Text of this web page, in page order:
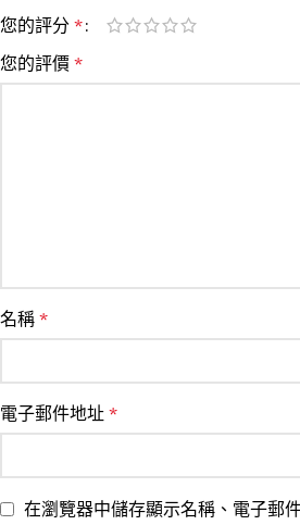
您的評分 *
您的評價 *
名稱 *
電子郵件地址 *
在瀏覽器中儲存顯示名稱、電子郵